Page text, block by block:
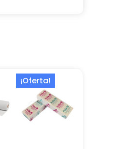
¡Oferta!
El
precio
original
era:
actual
es: